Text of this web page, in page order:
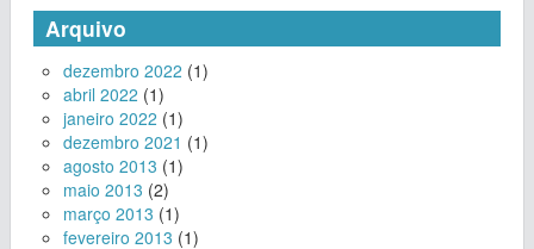
Arquivo
dezembro 2022 (1)
abril 2022 (1)
janeiro 2022 (1)
dezembro 2021 (1)
agosto 2013 (1)
maio 2013 (2)
março 2013 (1)
fevereiro 2013 (1)